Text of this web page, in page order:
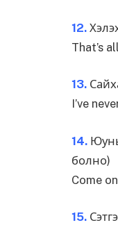
12.
That’s
13.
I’ve
14.
болно)
Come
15.